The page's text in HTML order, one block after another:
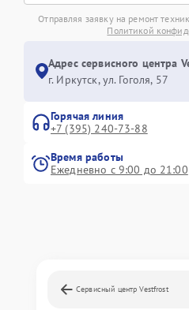
Отправляя заявку на ремонт
Политикой
Адрес сервисного центра
г. Иркутск, ул. ​Гоголя, 57
Горячая линия
+7 (395) 240-73-88
Время работы
Ежедневно с 9:00 до 21:00
Сервисный центр Vestfrost